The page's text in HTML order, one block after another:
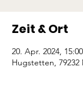
Zeit & Ort
20. Apr. 2024, 15:00
Hugstetten, 79232